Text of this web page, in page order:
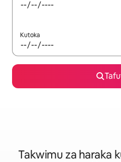
Kutoka
Takwimu za haraka